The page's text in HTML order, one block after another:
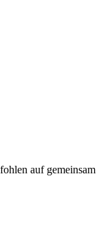
auf gemeinsam